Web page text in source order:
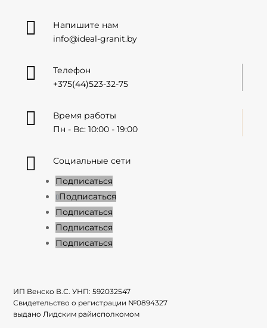

Напишите нам
info@ideal-granit.by

Телефон
+375(44)523-32-75

Время работы
Пн - Вс: 10:00 - 19:00

Социальные сети
Подписаться
Подписаться
Подписаться
Подписаться
Подписаться
ИП Венско В.С. УНП:592032547
Свидетельство о регистрации №0894327
выдано Лидским райисполкомом